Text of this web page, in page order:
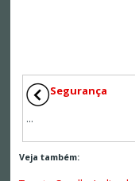
Segurança
...
Veja também: